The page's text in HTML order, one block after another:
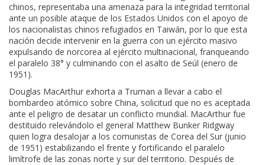
chinos, representaba una amenaza para la integridad territorial
ante un posible ataque de los Estados Unidos con el apoyo de
los nacionalistas chinos refugiados en Taiwán, por lo que esta
nación decide intervenir en la guerra con un ejército masivo
expulsando de norcorea al ejército multinacional, franqueando
el paralelo 38° y culminando con el asalto de Seúl (enero de
1951).
Douglas MacArthur exhorta a Truman a llevar a cabo el
bombardeo atómico sobre China, solicitud que no es aceptada
ante el peligro de desatar un conflicto mundial. MacArthur fue
destituido relevándolo el general Matthew Bunker Ridgway
quien logra desalojar a los comunistas de Corea del Sur (junio
de 1951) estabilizando el frente y fortificando el paralelo
limítrofe de las zonas norte y sur del territorio. Después de